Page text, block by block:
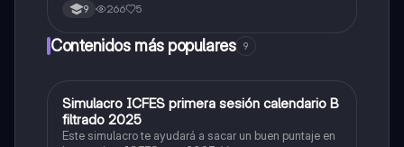
9 266 5
Contenidos más populares 9
ICFES: Matemáticas
Simulacro ICFES primera sesión calendario B
filtrado 2025
Este simulacro te ayudará a sacar un buen puntaje en